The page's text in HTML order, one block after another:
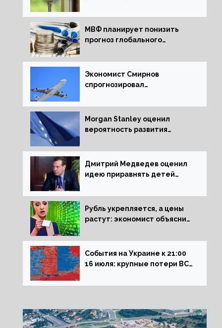
МВФ планирует понизить
прогноз глобального
следующем отчете
Экономист Смирнов
спрогнозировал
России
Morgan Stanley оценил
вероятность развития
Дмитрий Медведев оценил
идею приравнять детей
Рубль укрепляется, а цены
растут: экономист объяснил
на рынок РФ
События на Украине к 21:00
16 июля: крупные потери ВСУ
обстреливает Донбасс из